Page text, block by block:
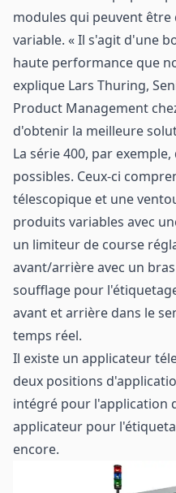
modules qui peuvent
variable. « Il s'agit d'une
haute performance que
explique Lars Thuring,
Product Management
d'obtenir la meilleure
La série 400, par
possibles. Ceux-ci
télescopique et une
produits variables avec
un limiteur de course
avant/arrière avec un
soufflage pour
avant et arrière dans le
temps réel.
Il existe un applicateur
deux positions
intégré pour l'application
applicateur pour
encore.